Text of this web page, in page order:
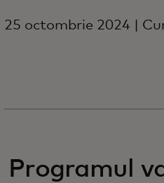
25 octombrie 2024 |
Programul